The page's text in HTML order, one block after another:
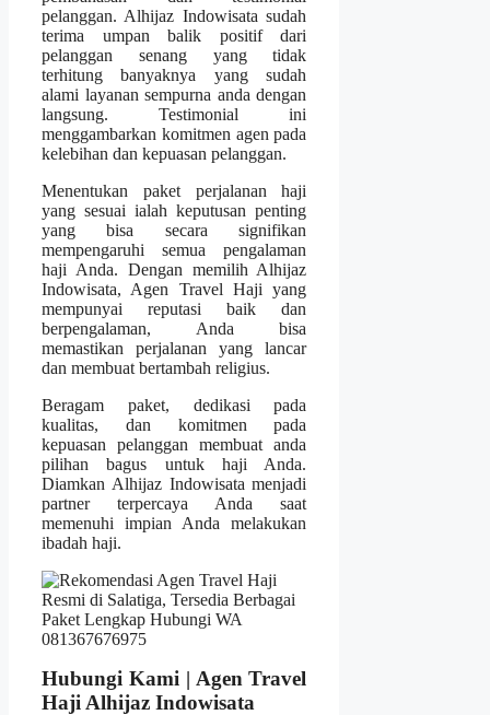
pelanggan. Alhijaz Indowisata sudah
terima umpan balik positif dari
pelanggan senang yang tidak
terhitung banyaknya yang sudah
alami layanan sempurna anda dengan
langsung. Testimonial ini
menggambarkan komitmen agen pada
kelebihan dan kepuasan pelanggan.
Menentukan paket perjalanan haji
yang sesuai ialah keputusan penting
yang bisa secara signifikan
mempengaruhi semua pengalaman
haji Anda. Dengan memilih Alhijaz
Indowisata, Agen Travel Haji yang
mempunyai reputasi baik dan
berpengalaman, Anda bisa
memastikan perjalanan yang lancar
dan membuat bertambah religius.
Beragam paket, dedikasi pada
kualitas, dan komitmen pada
kepuasan pelanggan membuat anda
pilihan bagus untuk haji Anda.
Diamkan Alhijaz Indowisata menjadi
partner terpercaya Anda saat
memenuhi impian Anda melakukan
ibadah haji.
Hubungi Kami | Agen Travel
Haji Alhijaz Indowisata